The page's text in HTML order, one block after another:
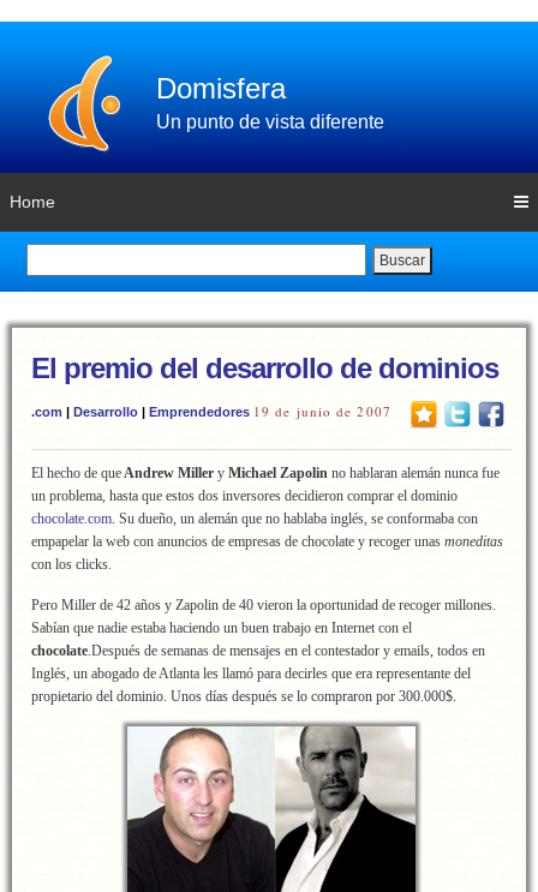
Domisfera
Un punto de vista diferente
Home
Buscar
El premio del desarrollo de dominios
.com | Desarrollo | Emprendedores 19 de junio de 2007
El hecho de queAndrew Miller y Michael Zapolin no hablaran alemán nunca fue
un problema, hasta que estos dos inversores decidieron comprar el dominio
chocolate.com. Su dueño, un alemán que no hablaba inglés, se conformaba con
empapelar la web con anuncios de empresas de chocolate y recoger unas moneditas
con los clicks.
Pero Miller de 42 años y Zapolin de 40 vieron la oportunidad de recoger millones.
Sabían que nadie estaba haciendo un buen trabajo en Internet con el
chocolate.Después de semanas de mensajes en el contestador y emails, todos en
Inglés, un abogado de Atlanta les llamó para decirles que era representante del
propietario del dominio. Unos días después se lo compraron por 300.000$.